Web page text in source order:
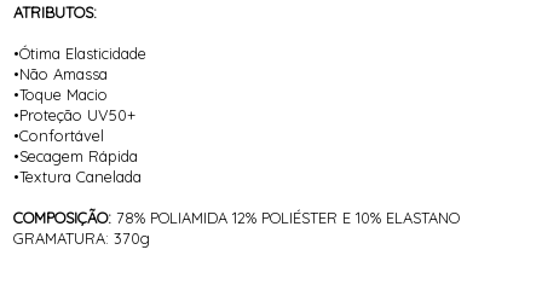
ATRIBUTOS:
•Ótima Elasticidade
•Não Amassa
•Toque Macio
•Proteção UV50+
•Confortável
•Secagem Rápida
•Textura Canelada
COMPOSIÇÃO:78% POLIAMIDA 12% POLIÉSTER E 10% ELASTANO
GRAMATURA: 370g